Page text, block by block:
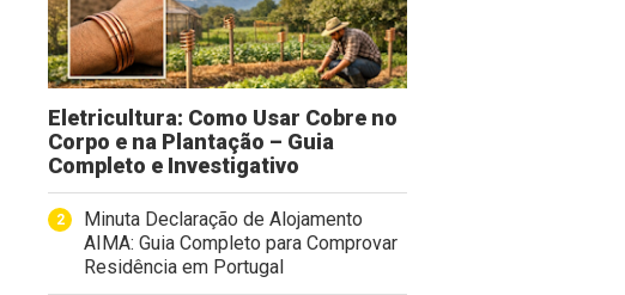
Eletricultura: Como Usar Cobre no
Corpo e na Plantação – Guia
Completo e Investigativo
Minuta Declaração de Alojamento
AIMA: Guia Completo para Comprovar
Residência em Portugal